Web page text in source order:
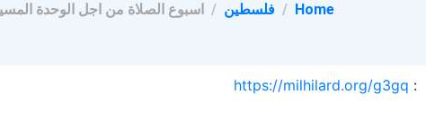
Home فلسطين اسبوع الصلاة من اجل الوحدة
:
https://milhilard.org/g3gq